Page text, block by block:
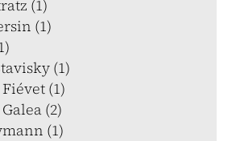
(1)
(1)
(1)
(1)
(2)
(1)